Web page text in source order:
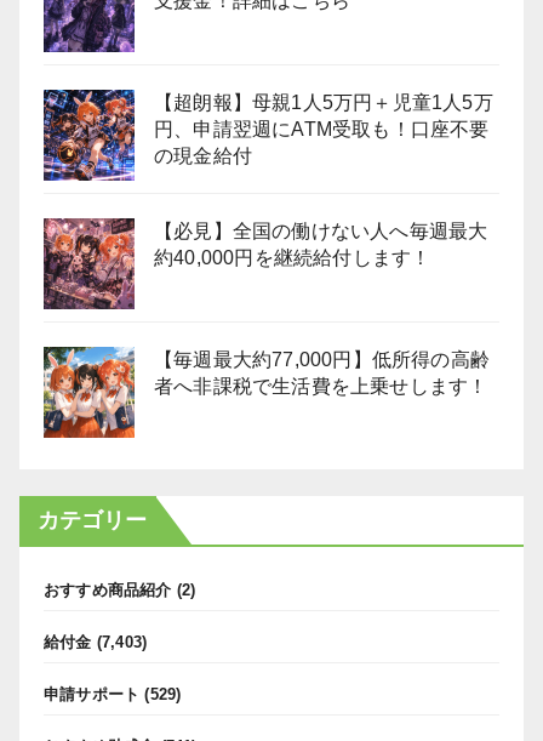
【超朗報】母親1人5万円＋児童1人5万
円、申請翌週にATM受取も！口座不要
の現金給付
【必見】全国の働けない人へ毎週最大
約40,000円を継続給付します！
【毎週最大約77,000円】低所得の高齢
者へ非課税で生活費を上乗せします！
カテゴリー
おすすめ商品紹介 (2)
給付金 (7,403)
申請サポート (529)